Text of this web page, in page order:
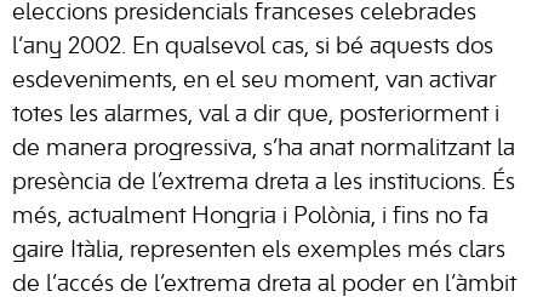
eleccions presidencials franceses celebrades
l’any 2002. En qualsevol cas, si bé aquests dos
esdeveniments, en el seu moment, van activar
totes les alarmes, val a dir que, posteriorment i
de manera progressiva, s’ha anat normalitzant la
presència de l’extrema dreta a les institucions. És
més, actualment Hongria i Polònia, i fins no fa
gaire Itàlia, representen els exemples més clars
de l’accés de l’extrema dreta al poder en l’àmbit